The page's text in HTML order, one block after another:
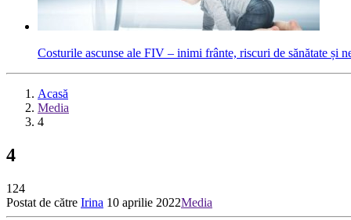
Costurile ascunse ale FIV – inimi frânte, riscuri de sănătate și
Acasă
Media
4
4
124
Postat de către Irina 10 aprilie 2022Media